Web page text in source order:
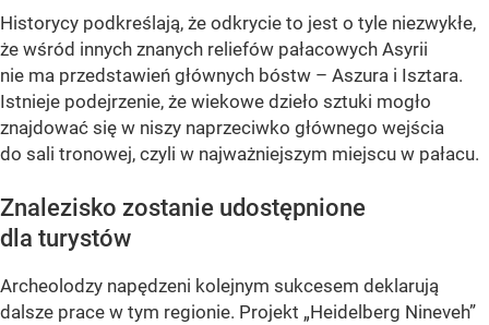
Historycy podkreślają, że odkrycie to jest o tyle niezwykłe,
że wśród innych znanych reliefów pałacowych Asyrii
nie ma przedstawień głównych bóstw – Aszura i Isztara.
Istnieje podejrzenie, że wiekowe dzieło sztuki mogło
znajdować się w niszy naprzeciwko głównego wejścia
do sali tronowej, czyli w najważniejszym miejscu w pałacu.
Znalezisko zostanie udostępnione
dla turystów
Archeolodzy napędzeni kolejnym sukcesem deklarują
dalsze prace w tym regionie. Projekt „Heidelberg Nineveh”